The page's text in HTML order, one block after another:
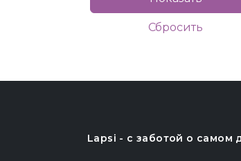
Lapsi - c заботой о самом